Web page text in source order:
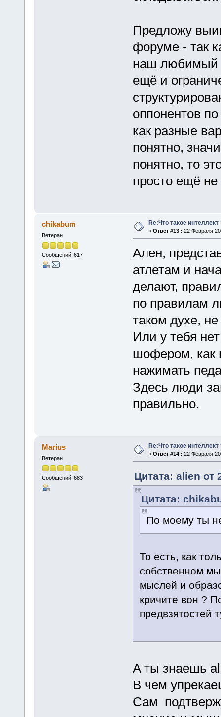
Предложу
форуме - так
наш любимый
ещё и
оппонентов
как разные
понятно,
понятно, то
просто ещё не
chikabum
Ветеран
Сообщений: 617
Re:Что такое интеллект
« Ответ #13 : 22 Февраля
Ален,
атлетам и
делают,
по правилам
таком духе,
Или у тебя
шофером, как
нажимать
Здесь люди
правильно.
Marius
Ветеран
Сообщений: 683
Re:Что такое интеллект
« Ответ #14 : 22 Февраля
Цитата: alien от
Цитата:
По моему ты
То есть, как
собственном
мыслей и
кричите вон ?
предвзятостей
A ты знаешь
В чем
Сам